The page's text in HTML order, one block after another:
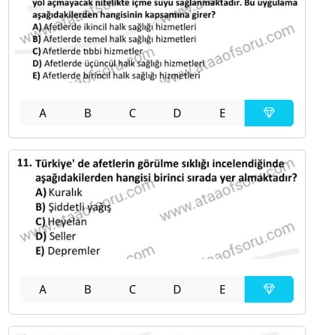
A B C D E
A B C D E